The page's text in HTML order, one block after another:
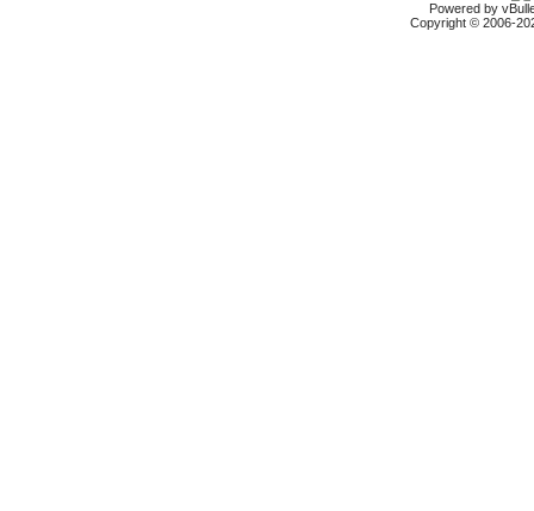
Powered by
Copyright © 2006-